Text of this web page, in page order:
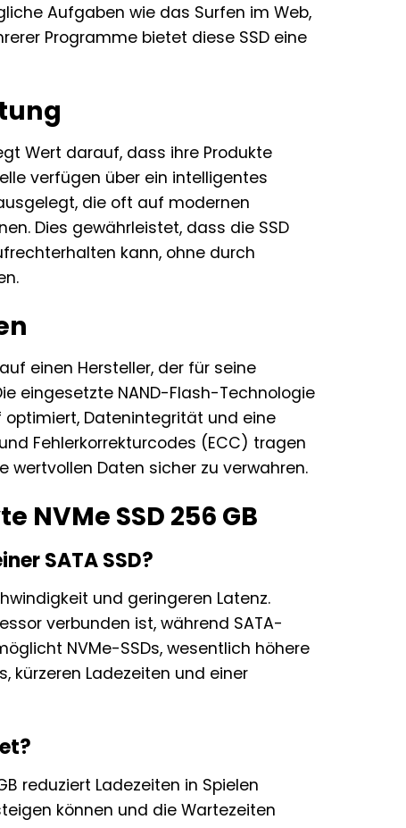
Aufgaben wie das Surfen im Web,
Programme bietet diese SSD eine
Wert darauf, dass ihre Produkte
verfügen über ein intelligentes
die oft auf modernen
Dies gewährleistet, dass die SSD
kann, ohne durch
einen Hersteller, der für seine
eingesetzte NAND-Flash-Technologie
optimiert, Datenintegrität und eine
Fehlerkorrekturcodes (ECC) tragen
wertvollen Daten sicher zu verwahren.
NVMe SSD 256 GB
SATA SSD?
und geringeren Latenz.
verbunden ist, während SATA-
NVMe-SSDs, wesentlich höhere
kürzeren Ladezeiten und einer
reduziert Ladezeiten in Spielen
können und die Wartezeiten